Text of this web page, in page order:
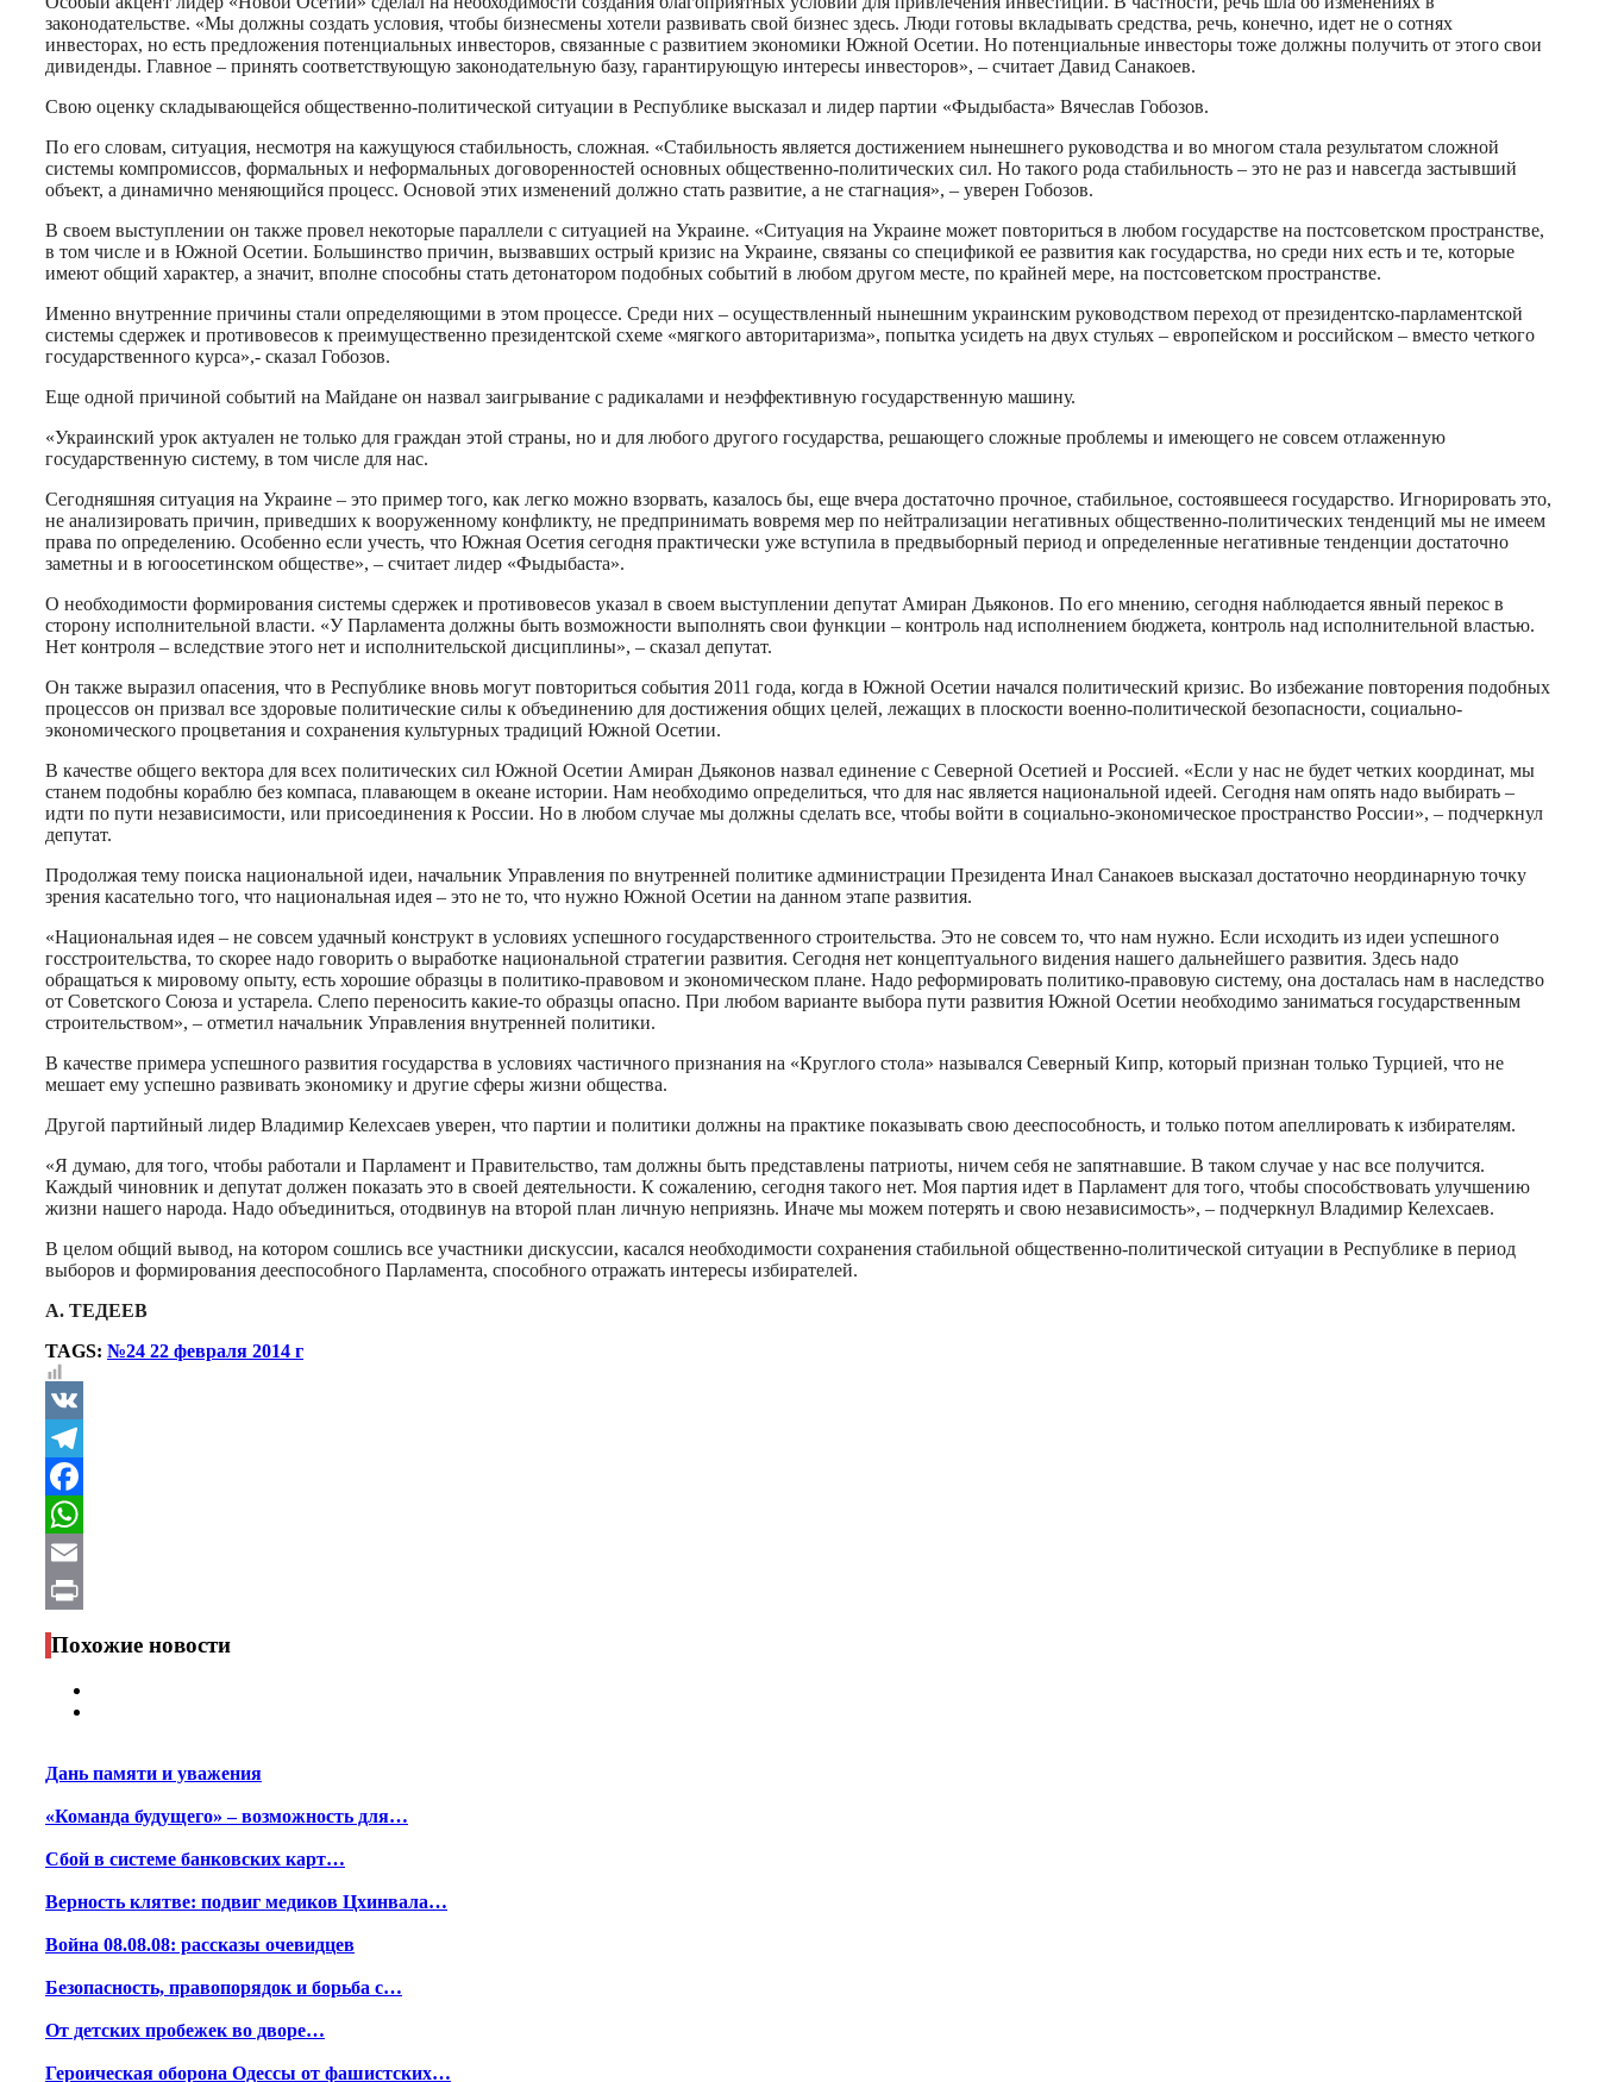
законодательстве. «Мы должны создать условия, чтобы бизнесмены хотели развивать свой бизнес здесь. Люди готовы вкладывать средства, речь, конечно, идет не о сотнях
инвесторах, но есть предложения потенциальных инвесторов, связанные с развитием экономики Южной Осетии. Но потенциальные инвесторы тоже должны получить от этого свои
дивиденды. Главное – принять соответствующую законодательную базу, гарантирующую интересы инвесторов», – считает Давид Санакоев.
Свою оценку складывающейся общественно-политической ситуации в Республике высказал и лидер партии «Фыдыбаста» Вячеслав Гобозов.
По его словам, ситуация, несмотря на кажущуюся стабильность, сложная. «Стабильность является достижением нынешнего руководства и во многом стала результатом сложной
системы компромиссов, формальных и неформальных договоренностей основных общественно-политических сил. Но такого рода стабильность – это не раз и навсегда застывший
объект, а динамично меняющийся процесс. Основой этих изменений должно стать развитие, а не стагнация», – уверен Гобозов.
В своем выступлении он также провел некоторые параллели с ситуацией на Украине. «Ситуация на Украине может повториться в любом государстве на постсоветском пространстве,
в том числе и в Южной Осетии. Большинство причин, вызвавших острый кризис на Украине, связаны со спецификой ее развития как государства, но среди них есть и те, которые
имеют общий характер, а значит, вполне способны стать детонатором подобных событий в любом другом месте, по крайней мере, на постсоветском пространстве.
Именно внутренние причины стали определяющими в этом процессе. Среди них – осуществленный нынешним украинским руководством переход от президентско-парламентской
системы сдержек и противовесов к преимущественно президентской схеме «мягкого авторитаризма», попытка усидеть на двух стульях – европейском и российском – вместо четкого
государственного курса»,- сказал Гобозов.
Еще одной причиной событий на Майдане он назвал заигрывание с радикалами и неэффективную государственную машину.
«Украинский урок актуален не только для граждан этой страны, но и для любого другого государства, решающего сложные проблемы и имеющего не совсем отлаженную
государственную систему, в том числе для нас.
Сегодняшняя ситуация на Украине – это пример того, как легко можно взорвать, казалось бы, еще вчера достаточно прочное, стабильное, состоявшееся государство. Игнорировать это,
не анализировать причин, приведших к вооруженному конфликту, не предпринимать вовремя мер по нейтрализации негативных общественно-политических тенденций мы не имеем
права по определению. Особенно если учесть, что Южная Осетия сегодня практически уже вступила в предвыборный период и определенные негативные тенденции достаточно
заметны и в югоосетинском обществе», – считает лидер «Фыдыбаста».
О необходимости формирования системы сдержек и противовесов указал в своем выступлении депутат Амиран Дьяконов. По его мнению, сегодня наблюдается явный перекос в
сторону исполнительной власти. «У Парламента должны быть возможности выполнять свои функции – контроль над исполнением бюджета, контроль над исполнительной властью.
Нет контроля – вследствие этого нет и исполнительской дисциплины», – сказал депутат.
Он также выразил опасения, что в Республике вновь могут повториться события 2011 года, когда в Южной Осетии начался политический кризис. Во избежание повторения подобных
процессов он призвал все здоровые политические силы к объединению для достижения общих целей, лежащих в плоскости военно-политической безопасности, социально-
экономического процветания и сохранения культурных традиций Южной Осетии.
В качестве общего вектора для всех политических сил Южной Осетии Амиран Дьяконов назвал единение с Северной Осетией и Россией. «Если у нас не будет четких координат, мы
станем подобны кораблю без компаса, плавающем в океане истории. Нам необходимо определиться, что для нас является национальной идеей. Сегодня нам опять надо выбирать –
идти по пути независимости, или присоединения к России. Но в любом случае мы должны сделать все, чтобы войти в социально-экономическое пространство России», – подчеркнул
депутат.
Продолжая тему поиска национальной идеи, начальник Управления по внутренней политике администрации Президента Инал Санакоев высказал достаточно неординарную точку
зрения касательно того, что национальная идея – это не то, что нужно Южной Осетии на данном этапе развития.
«Национальная идея – не совсем удачный конструкт в условиях успешного государственного строительства. Это не совсем то, что нам нужно. Если исходить из идеи успешного
госстроительства, то скорее надо говорить о выработке национальной стратегии развития. Сегодня нет концептуального видения нашего дальнейшего развития. Здесь надо
обращаться к мировому опыту, есть хорошие образцы в политико-правовом и экономическом плане. Надо реформировать политико-правовую систему, она досталась нам в наследство
от Советского Союза и устарела. Слепо переносить какие-то образцы опасно. При любом варианте выбора пути развития Южной Осетии необходимо заниматься государственным
строительством», – отметил начальник Управления внутренней политики.
В качестве примера успешного развития государства в условиях частичного признания на «Круглого стола» назывался Северный Кипр, который признан только Турцией, что не
мешает ему успешно развивать экономику и другие сферы жизни общества.
Другой партийный лидер Владимир Келехсаев уверен, что партии и политики должны на практике показывать свою дееспособность, и только потом апеллировать к избирателям.
«Я думаю, для того, чтобы работали и Парламент и Правительство, там должны быть представлены патриоты, ничем себя не запятнавшие. В таком случае у нас все получится.
Каждый чиновник и депутат должен показать это в своей деятельности. К сожалению, сегодня такого нет. Моя партия идет в Парламент для того, чтобы способствовать улучшению
жизни нашего народа. Надо объединиться, отодвинув на второй план личную неприязнь. Иначе мы можем потерять и свою независимость», – подчеркнул Владимир Келехсаев.
В целом общий вывод, на котором сошлись все участники дискуссии, касался необходимости сохранения стабильной общественно-политической ситуации в Республике в период
выборов и формирования дееспособного Парламента, способного отражать интересы избирателей.
А. ТЕДЕЕВ
TAGS: №24 22 февраля 2014 г
VK
Telegram
Facebook
WhatsApp
Email
Print
Похожие новости
Дань памяти и уважения
«Команда будущего» – возможность для…
Сбой в системе банковских карт…
Верность клятве: подвиг медиков Цхинвала…
Война 08.08.08: рассказы очевидцев
Безопасность, правопорядок и борьба с…
От детских пробежек во дворе…
Героическая оборона Одессы от фашистских…